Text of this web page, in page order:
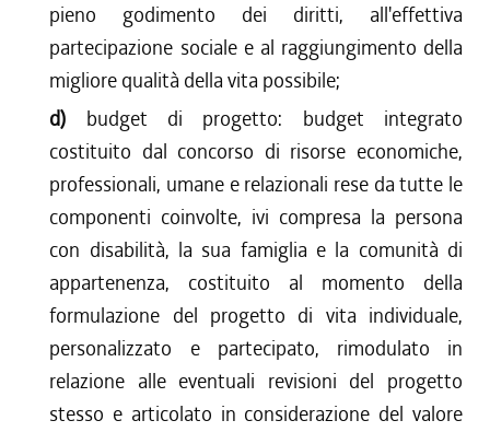
pieno godimento dei diritti, all'effettiva
partecipazione sociale e al raggiungimento della
migliore qualità della vita possibile;
d) budget di progetto: budget integrato
costituito dal concorso di risorse economiche,
professionali, umane e relazionali rese da tutte le
componenti coinvolte, ivi compresa la persona
con disabilità, la sua famiglia e la comunità di
appartenenza, costituito al momento della
formulazione del progetto di vita individuale,
personalizzato e partecipato, rimodulato in
relazione alle eventuali revisioni del progetto
stesso e articolato in considerazione del valore